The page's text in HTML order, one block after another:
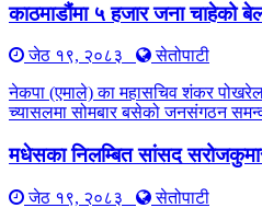
काठमाडौंमा ५ हजार जना चाहेको
जेठ १९, २०८३
सेतोपाटी
नेकपा (एमाले) का महासचिव शंकर
च्यासलमा सोमबार बसेको जनसंगठन
मधेसका निलम्बित सांसद
जेठ १९, २०८३
सेतोपाटी